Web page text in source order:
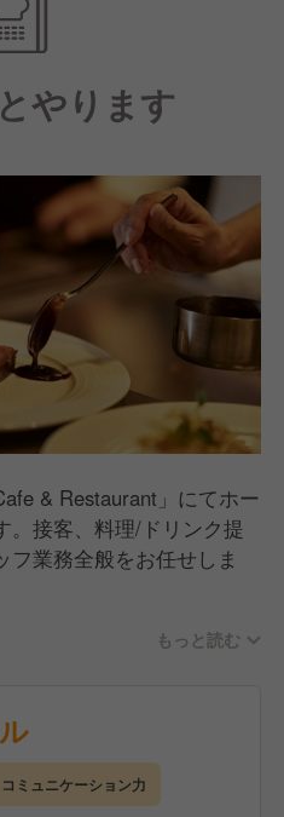
やります
& Restaurant」にてホー
。接客、料理/ドリンク提
業務全般をお任せしま
理
もっと読む
コミュニケーション力